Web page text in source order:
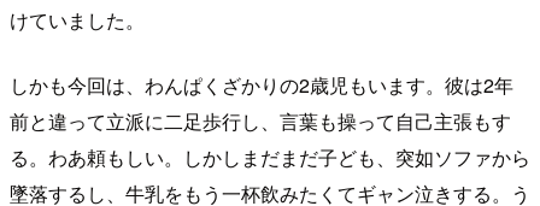
けていました。
しかも今回は、わんぱくざかりの2歳児もいます。彼は2年
前と違って立派に二足歩行し、言葉も操って自己主張もす
る。わあ頼もしい。しかしまだまだ子ども、突如ソファから
墜落するし、牛乳をもう一杯飲みたくてギャン泣きする。う